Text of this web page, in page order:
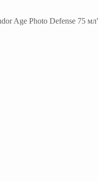
Age Photo Defense 75